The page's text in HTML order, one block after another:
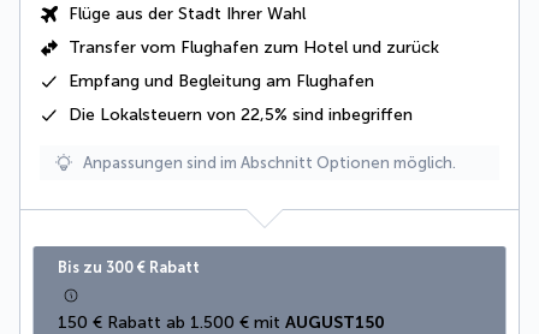
Flüge aus der Stadt Ihrer Wahl
Transfer vom Flughafen zum Hotel und zurück
Empfang und Begleitung am Flughafen
Die Lokalsteuern von 22,5% sind inbegriffen
Anpassungen sind im Abschnitt Optionen möglich.
Bis zu 300 € Rabatt
150 € Rabatt ab 1.500 € mit AUGUST150